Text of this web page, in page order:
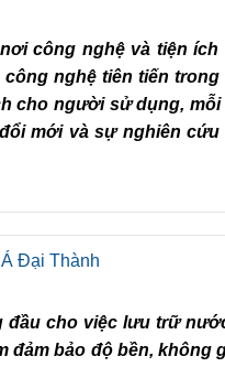
công nghệ và tiện ích
nghệ tiên tiến trong
cho người sử dụng, mỗi
mới và sự nghiên cứu
Đại Thành
đầu cho việc lưu trữ
đảm bảo độ bền, không